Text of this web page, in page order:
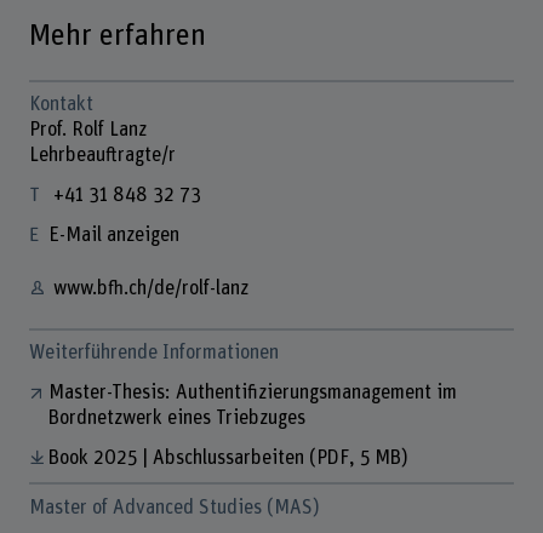
Mehr erfahren
Kontakt
Prof. Rolf Lanz
Lehrbeauftragte/r
+41 31 848 32 73
E-Mail anzeigen
www.bfh.ch/de/rolf-lanz
Weiterführende Informationen
Master-Thesis: Authentifizierungsmanagement im
Bordnetzwerk eines Triebzuges
Book 2025 | Abschlussarbeiten (PDF, 5 MB)
Master of Advanced Studies (MAS)